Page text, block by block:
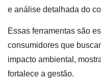
e análise detalhada do
Essas ferramentas são
consumidores que
impacto ambiental,
fortalece a gestão.